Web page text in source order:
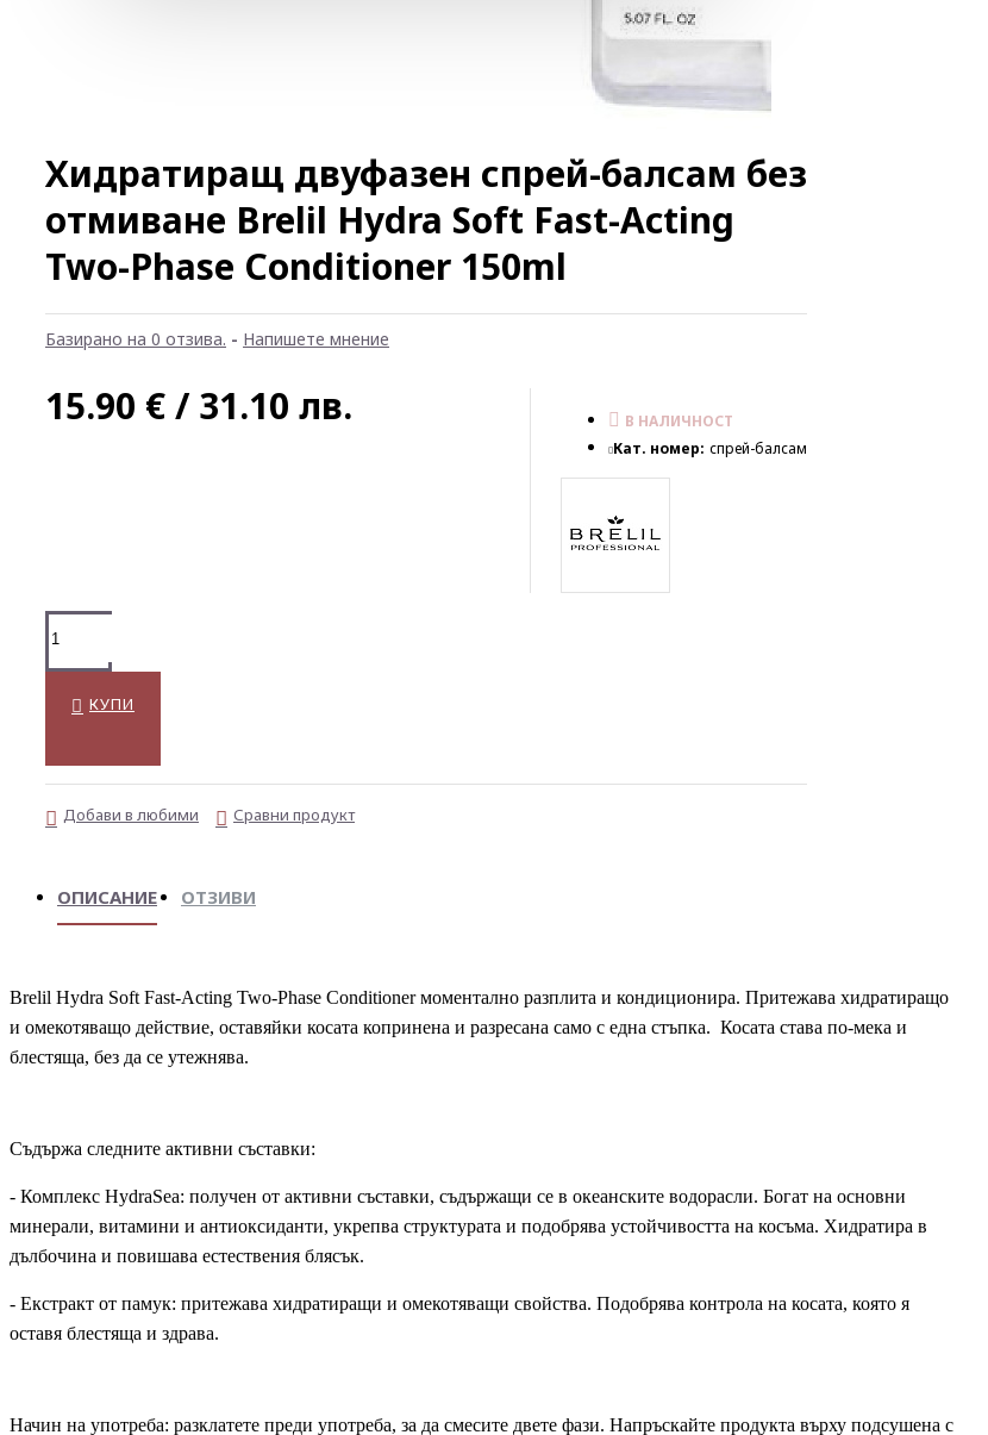
Хидратиращ двуфазен спрей-балсам без
отмиване Brelil Hydra Soft Fast-Acting
Two-Phase Conditioner 150ml
Базирано на 0 отзива. - Напишете мнение
15.90 € / 31.10 лв.
В НАЛИЧНОСТ
Кат. номер: спрей-балсам
КУПИ
Добави в любими Сравни продукт
ОПИСАНИЕ ОТЗИВИ
Brelil Hydra Soft Fast-Acting Two-Phase Conditioner моментално разплита и кондиционира. Притежава хидратиращо
и омекотяващо действие, оставяйки косата копринена и разресана само с една стъпка. Косата става по-мека и
блестяща, без да се утежнява.
Съдържа следните активни съставки:
- Комплекс HydraSea: получен от активни съставки, съдържащи се в океанските водорасли. Богат на основни
минерали, витамини и антиоксиданти, укрепва структурата и подобрява устойчивостта на косъма. Хидратира в
дълбочина и повишава естествения блясък.
- Екстракт от памук: притежава хидратиращи и омекотяващи свойства. Подобрява контрола на косата, която я
оставя блестяща и здрава.
Начин на употреба: разклатете преди употреба, за да смесите двете фази. Напръскайте продукта върху подсушена с